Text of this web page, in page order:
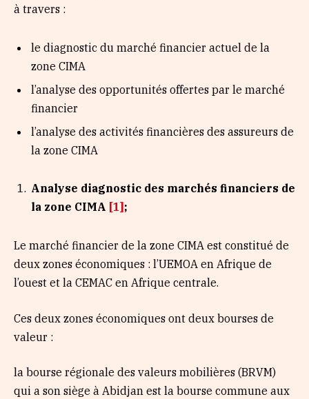
à travers :
le diagnostic du marché financier actuel de la
zone CIMA
l’analyse des opportunités offertes par le marché
financier
l’analyse des activités financières des assureurs de
la zone CIMA
Analyse diagnostic des marchés financiers de
la zone CIMA [1] ;
Le marché financier de la zone CIMA est constitué de
deux zones économiques : l’UEMOA en Afrique de
l’ouest et la CEMAC en Afrique centrale.
Ces deux zones économiques ont deux bourses de
valeur :
la bourse régionale des valeurs mobilières (BRVM)
qui a son siège à Abidjan est la bourse commune aux